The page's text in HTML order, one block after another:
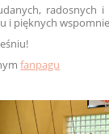
radosnych
i pięknych
fanpagu